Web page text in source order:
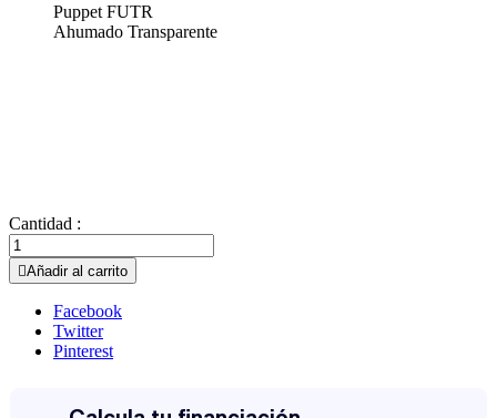
Puppet FUTR
Ahumado Transparente
Cantidad :
Añadir al carrito
Facebook
Twitter
Pinterest